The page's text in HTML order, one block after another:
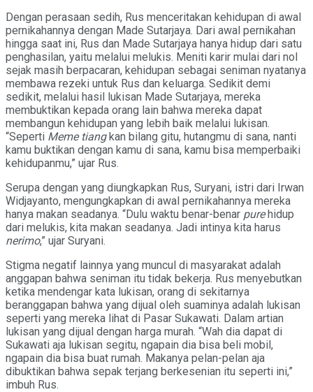
Dengan perasaan sedih, Rus menceritakan kehidupan di awal
pernikahannya dengan Made Sutarjaya. Dari awal pernikahan
hingga saat ini, Rus dan Made Sutarjaya hanya hidup dari satu
penghasilan, yaitu melalui melukis. Meniti karir mulai dari nol
sejak masih berpacaran, kehidupan sebagai seniman nyatanya
membawa rezeki untuk Rus dan keluarga. Sedikit demi
sedikit, melalui hasil lukisan Made Sutarjaya, mereka
membuktikan kepada orang lain bahwa mereka dapat
membangun kehidupan yang lebih baik melalui lukisan.
“Seperti Meme tiangkan bilang gitu, hutangmu di sana, nanti
kamu buktikan dengan kamu di sana, kamu bisa memperbaiki
kehidupanmu,” ujar Rus.
Serupa dengan yang diungkapkan Rus, Suryani, istri dari Irwan
Widjayanto, mengungkapkan di awal pernikahannya mereka
hanya makan seadanya. “Dulu waktu benar-benar purehidup
dari melukis, kita makan seadanya. Jadi intinya kita harus
nerimo,” ujar Suryani.
Stigma negatif lainnya yang muncul di masyarakat adalah
anggapan bahwa seniman itu tidak bekerja. Rus menyebutkan
ketika mendengar kata lukisan, orang di sekitarnya
beranggapan bahwa yang dijual oleh suaminya adalah lukisan
seperti yang mereka lihat di Pasar Sukawati. Dalam artian
lukisan yang dijual dengan harga murah. “Wah dia dapat di
Sukawati aja lukisan segitu, ngapain dia bisa beli mobil,
ngapain dia bisa buat rumah. Makanya pelan-pelan aja
dibuktikan bahwa sepak terjang berkesenian itu seperti ini,”
imbuh Rus.